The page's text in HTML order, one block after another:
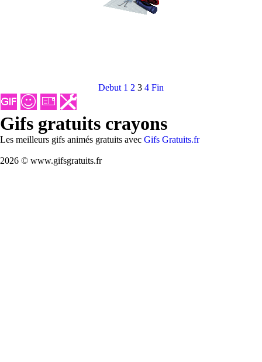
Debut 1 2 3 4 Fin
Gifs gratuits crayons
Les meilleurs gifs animés gratuits avec Gifs Gratuits.fr
2026 © www.gifsgratuits.fr